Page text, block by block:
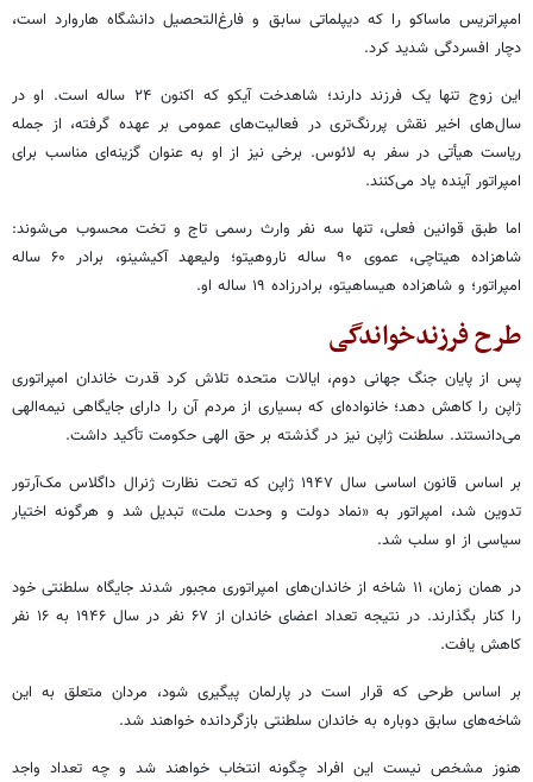
امپراتریس ماساکو را که دیپلماتی سابق و فارغ‌التحصیل دانشگاه هاروارد است،
دچار افسردگی شدید کرد.
این زوج تنها یک فرزند دارند؛ شاهدخت آیکو که اکنون ۲۴ ساله است. او در
سال‌های اخیر نقش پررنگ‌تری در فعالیت‌های عمومی بر عهده گرفته، از جمله
ریاست هیأتی در سفر به لائوس. برخی نیز از او به عنوان گزینه‌ای مناسب برای
امپراتور آینده یاد می‌کنند.
اما طبق قوانین فعلی، تنها سه نفر وارث رسمی تاج و تخت محسوب می‌شوند:
شاهزاده هیتاچی، عموی ۹۰ ساله ناروهیتو؛ ولیعهد آکیشینو، برادر ۶۰ ساله
امپراتور؛ و شاهزاده هیساهیتو، برادرزاده ۱۹ ساله او.
طرح فرزندخواندگی
پس از پایان جنگ جهانی دوم، ایالات متحده تلاش کرد قدرت خاندان امپراتوری
ژاپن را کاهش دهد؛ خانواده‌ای که بسیاری از مردم آن را دارای جایگاهی نیمه‌الهی
می‌دانستند. سلطنت ژاپن نیز در گذشته بر حق الهی حکومت تأکید داشت.
بر اساس قانون اساسی سال ۱۹۴۷ ژاپن که تحت نظارت ژنرال داگلاس مک‌آرتور
تدوین شد، امپراتور به «نماد دولت و وحدت ملت» تبدیل شد و هرگونه اختیار
سیاسی از او سلب شد.
در همان زمان، ۱۱ شاخه از خاندان‌های امپراتوری مجبور شدند جایگاه سلطنتی خود
را کنار بگذارند. در نتیجه تعداد اعضای خاندان از ۶۷ نفر در سال ۱۹۴۶ به ۱۶ نفر
کاهش یافت.
بر اساس طرحی که قرار است در پارلمان پیگیری شود، مردان متعلق به این
شاخه‌های سابق دوباره به خاندان سلطنتی بازگردانده خواهند شد.
هنوز مشخص نیست این افراد چگونه انتخاب خواهند شد و چه تعداد واجد